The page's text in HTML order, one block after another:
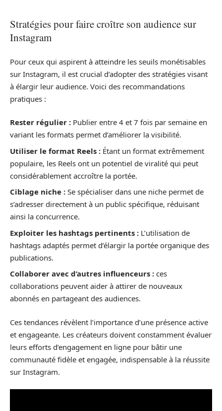
Stratégies pour faire croître son audience sur
Instagram
Pour ceux qui aspirent à atteindre les seuils monétisables
sur Instagram, il est crucial d’adopter des stratégies visant
à élargir leur audience. Voici des recommandations
pratiques :
Rester régulier : Publier entre 4 et 7 fois par semaine en
variant les formats permet d’améliorer la visibilité.
Utiliser le format Reels : Étant un format extrêmement
populaire, les Reels ont un potentiel de viralité qui peut
considérablement accroître la portée.
Ciblage niche : Se spécialiser dans une niche permet de
s’adresser directement à un public spécifique, réduisant
ainsi la concurrence.
Exploiter les hashtags pertinents : L’utilisation de
hashtags adaptés permet d’élargir la portée organique des
publications.
Collaborer avec d’autres influenceurs : ces
collaborations peuvent aider à attirer de nouveaux
abonnés en partageant des audiences.
Ces tendances révèlent l’importance d’une présence active
et engageante. Les créateurs doivent constamment évaluer
leurs efforts d’engagement en ligne pour bâtir une
communauté fidèle et engagée, indispensable à la réussite
sur Instagram.